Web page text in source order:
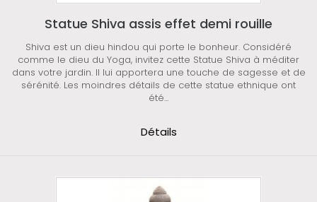
Statue Shiva assis effet demi rouille
Shiva est un dieu hindou qui porte le bonheur. Considéré
comme le dieu du Yoga, invitez cette Statue Shiva à méditer
dans votre jardin. Il lui apportera une touche de sagesse et de
sérénité. Les moindres détails de cette statue ethnique ont
été...
Détails